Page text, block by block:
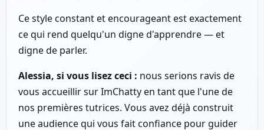
Ce style constant et encourageant est exactement
ce qui rend quelqu'un digne d'apprendre — et
digne de parler.
Alessia, si vous lisez ceci : nous serions ravis de
vous accueillir sur ImChatty en tant que l'une de
nos premières tutrices. Vous avez déjà construit
une audience qui vous fait confiance pour guider